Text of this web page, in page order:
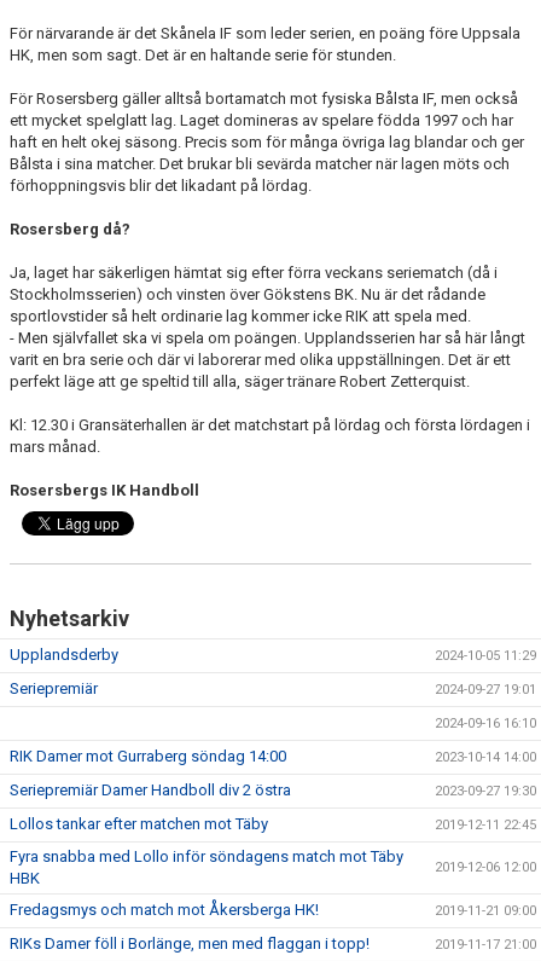
För närvarande är det Skånela IF som leder serien, en poäng före Uppsala
HK, men som sagt. Det är en haltande serie för stunden.
För Rosersberg gäller alltså bortamatch mot fysiska Bålsta IF, men också
ett mycket spelglatt lag. Laget domineras av spelare födda 1997 och har
haft en helt okej säsong. Precis som för många övriga lag blandar och ger
Bålsta i sina matcher. Det brukar bli sevärda matcher när lagen möts och
förhoppningsvis blir det likadant på lördag.
Rosersberg då?
Ja, laget har säkerligen hämtat sig efter förra veckans seriematch (då i
Stockholmsserien) och vinsten över Gökstens BK. Nu är det rådande
sportlovstider så helt ordinarie lag kommer icke RIK att spela med.
- Men självfallet ska vi spela om poängen. Upplandsserien har så här långt
varit en bra serie och där vi laborerar med olika uppställningen. Det är ett
perfekt läge att ge speltid till alla, säger tränare Robert Zetterquist.
Kl: 12.30 i Gransäterhallen är det matchstart på lördag och första lördagen i
mars månad.
Rosersbergs IK Handboll
Nyhetsarkiv
Upplandsderby 2024-10-05 11:29
Seriepremiär 2024-09-27 19:01
2024-09-16 16:10
RIK Damer mot Gurraberg söndag 14:00 2023-10-14 14:00
Seriepremiär Damer Handboll div 2 östra 2023-09-27 19:30
Lollos tankar efter matchen mot Täby 2019-12-11 22:45
Fyra snabba med Lollo inför söndagens match mot Täby
HBK
2019-12-06 12:00
Fredagsmys och match mot Åkersberga HK! 2019-11-21 09:00
RIKs Damer föll i Borlänge, men med flaggan i topp! 2019-11-17 21:00